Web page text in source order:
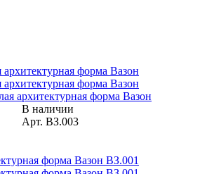
архитектурная форма Вазон
В наличии
Арт. ВЗ.003